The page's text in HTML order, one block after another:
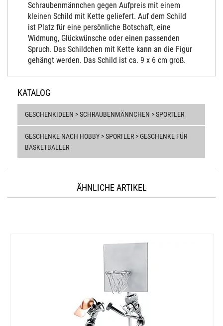
Schraubenmännchen gegen Aufpreis mit einem
kleinen Schild mit Kette geliefert. Auf dem Schild
ist Platz für eine persönliche Botschaft, eine
Widmung, Glückwünsche oder einen passenden
Spruch. Das Schildchen mit Kette kann an die Figur
gehängt werden. Das Schild ist ca. 9 x 6 cm groß.
KATALOG
GESCHENKIDEEN > SCHRAUBENMÄNNCHEN > SPORTLER
GESCHENKE NACH HOBBY > SPORTLER > GESCHENKE FÜR
BASKETBALLER
ÄHNLICHE ARTIKEL